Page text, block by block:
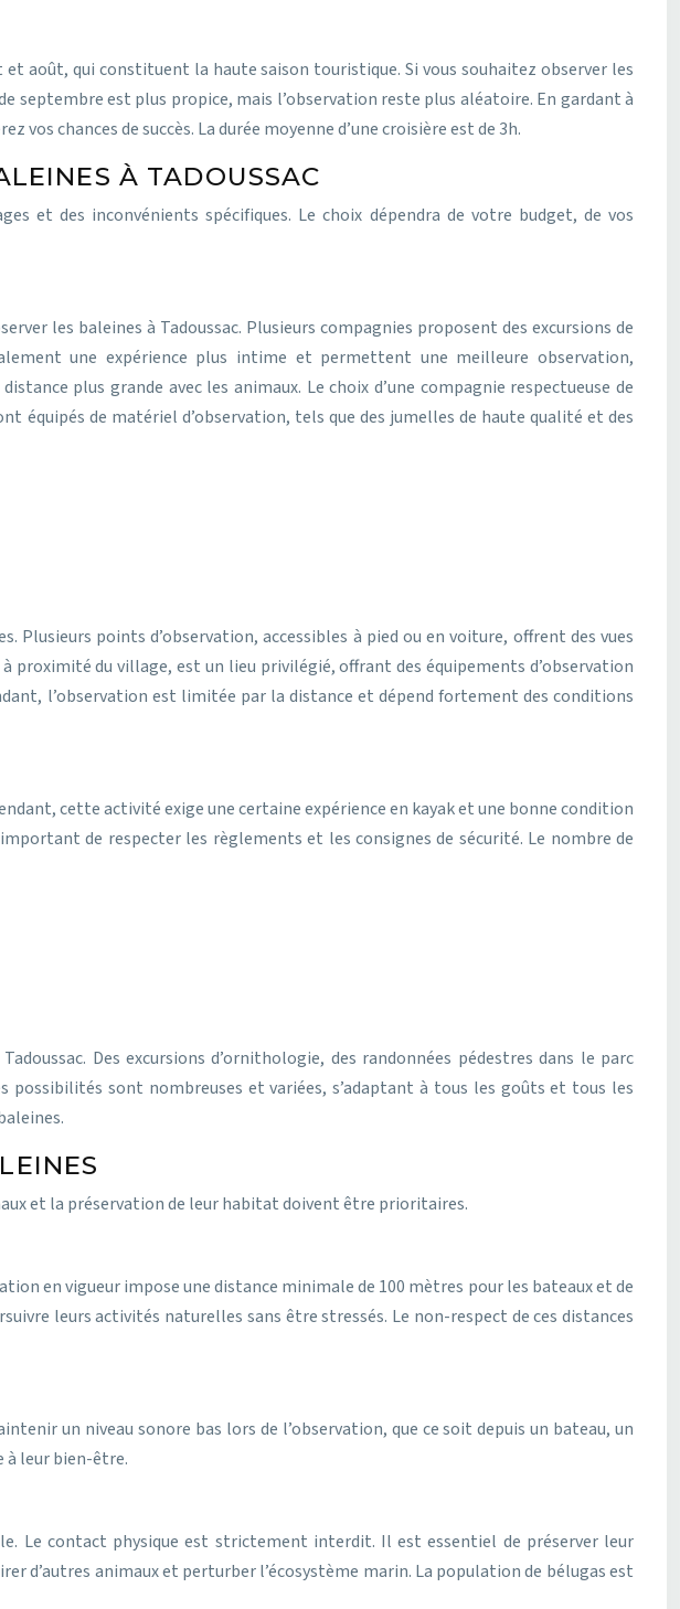
et août, qui constituent la haute saison touristique. Si vous souhaitez observer les
est plus propice, mais l’observation reste plus aléatoire. En gardant à
chances de succès. La durée moyenne d’une croisière est de 3h.
À TADOUSSAC
et des inconvénients spécifiques. Le choix dépendra de votre budget, de vos
les baleines à Tadoussac. Plusieurs compagnies proposent des excursions de
une expérience plus intime et permettent une meilleure observation,
plus grande avec les animaux. Le choix d’une compagnie respectueuse de
équipés de matériel d’observation, tels que des jumelles de haute qualité et des
points d’observation, accessibles à pied ou en voiture, offrent des vues
proximité du village, est un lieu privilégié, offrant des équipements d’observation
l’observation est limitée par la distance et dépend fortement des conditions
cette activité exige une certaine expérience en kayak et une bonne condition
de respecter les règlements et les consignes de sécurité. Le nombre de
Des excursions d’ornithologie, des randonnées pédestres dans le parc
possibilités sont nombreuses et variées, s’adaptant à tous les goûts et tous les
et la préservation de leur habitat doivent être prioritaires.
en vigueur impose une distance minimale de 100 mètres pour les bateaux et de
leurs activités naturelles sans être stressés. Le non-respect de ces distances
un niveau sonore bas lors de l’observation, que ce soit depuis un bateau, un
à leur bien-être.
Le contact physique est strictement interdit. Il est essentiel de préserver leur
animaux et perturber l’écosystème marin. La population de bélugas est